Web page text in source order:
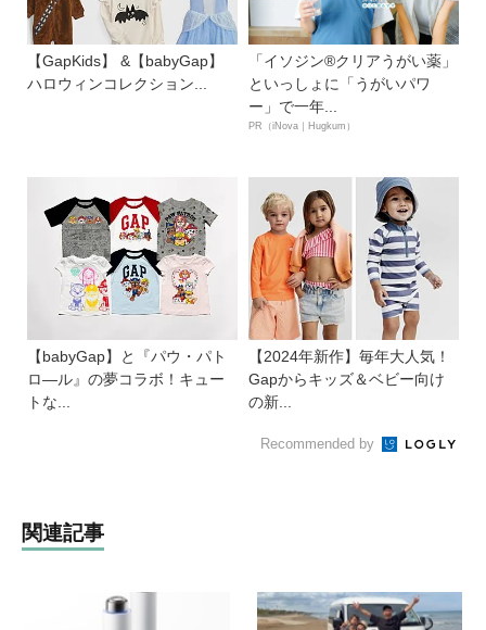
【GapKids】 &【babyGap】
ハロウィンコレクション...
「イソジン®クリアうがい薬」
といっしょに「うがいパワ
ー」で一年...
PR（iNova｜Hugkum）
【babyGap】と『パウ・パト
ロ―ル』の夢コラボ！キュー
トな...
【2024年新作】毎年大人気！
Gapからキッズ＆ベビー向け
の新...
Recommended by
関連記事